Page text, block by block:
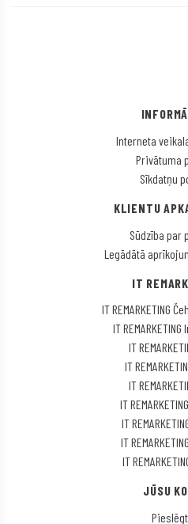
Interneta
Privātuma
Sīkdatņu
KLIENTU
Sūdzība par
Legādātā
IT
IT REMARKETING
IT
IT
IT
IT
IT
IT
IT
IT
JŪSU